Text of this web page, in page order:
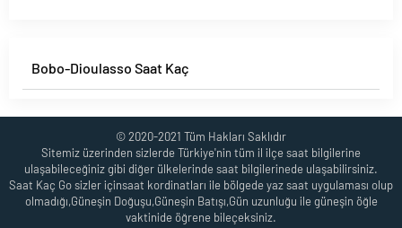
Bobo-Dioulasso Saat Kaç
© 2020-2021 Tüm Hakları Saklıdır
Sitemiz üzerinden sizlerde Türkiye'nin tüm il ilçe saat bilgilerine
ulaşabileceğiniz gibi diğer ülkelerinde saat bilgilerinede ulaşabilirsiniz.
Saat Kaç Go sizler içinsaat kordinatları ile bölgede yaz saat uygulaması olup
olmadığı,Güneşin Doğuşu,Güneşin Batışı,Gün uzunluğu ile güneşin öğle
vaktinide öğrene bileçeksiniz.